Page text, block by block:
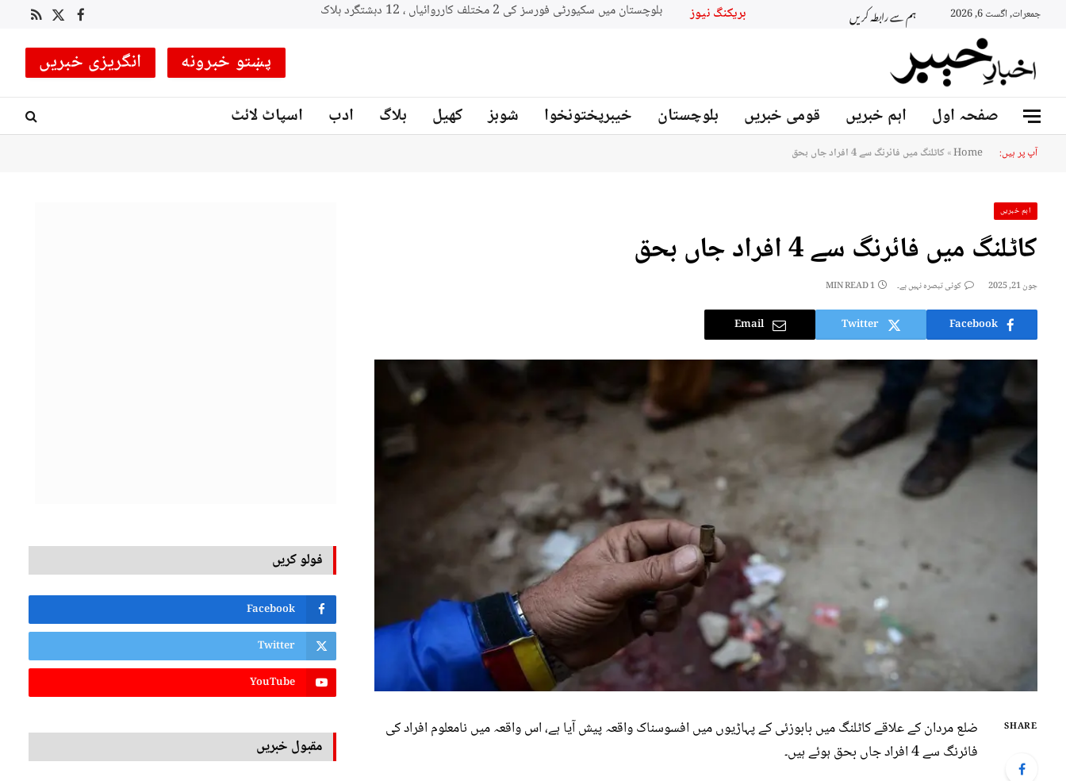
جمعرات, اگست 6, 2026 ہم سے رابطہ کریں بریکنگ نیوز وزیراعظم شہبازشریف اعلیٰ سطح وفد کے ہمراہ دو روزه سرکاری دورے پر سعودی عرب روانہ Facebook
X
RSS
پښتو خبرونه انگریزی خبریں
صفحہ اول اہم خبریں قومی خبریں بلوچستان خیبرپختونخوا شوبز کھیل بلاگ ادب اسپاٹ لائٹ
آپ پر ہیں: Home
»کاٹلنگ میں فائرنگ سے 4 افراد جاں بحق
اہم خبریں
کاٹلنگ میں فائرنگ سے 4 افراد جاں بحق
جون 21, 2025 کوئی تبصرہ نہیں ہے۔ 1 MIN READ
Facebook
Twitter
Email
SHARE
ضلع مردان کے علاقے کاٹلنگ میں بابوزئی کے پہاڑیوں میں افسوسناک واقعہ پیش آیا ہے، اس واقعہ میں نامعلوم افراد کی
فائرنگ سے 4 افراد جاں بحق ہوئے ہیں۔
فولو کریں
Facebook
Twitter
YouTube
مقبول خبریں